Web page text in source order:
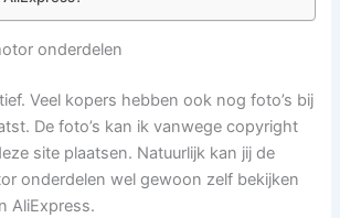
onderdelen
Veel kopers hebben ook nog foto’s bij
De foto’s kan ik vanwege copyright
site plaatsen. Natuurlijk kan jij de
onderdelen wel gewoon zelf bekijken
AliExpress.